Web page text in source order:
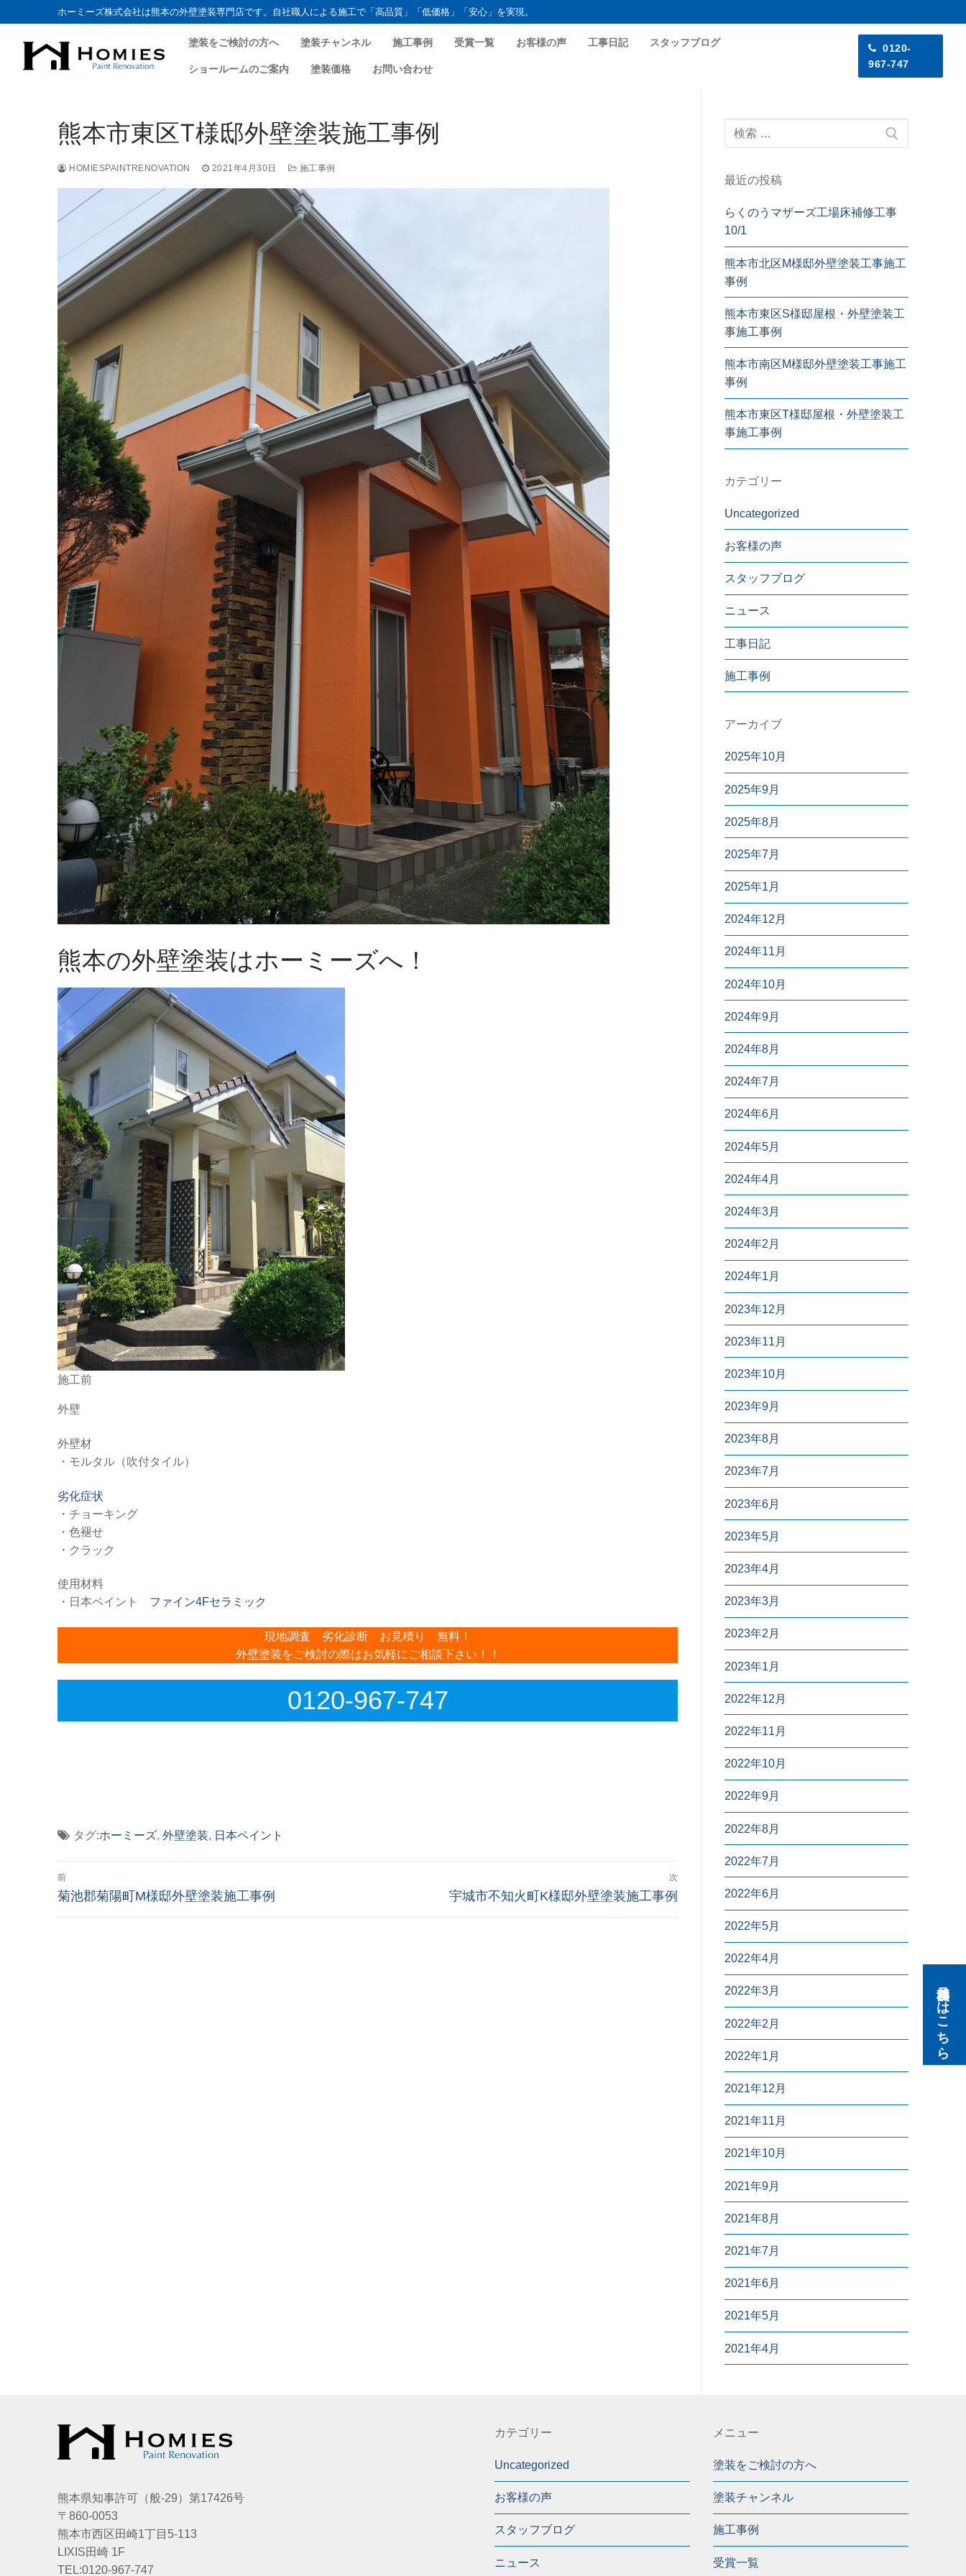
ホーミーズ株式会社は熊本の外壁塗装専門店です。自社職人による施工で「高品質」「低価格」「安心」を実現。
塗装をご検討の方へ 塗装チャンネル 施工事例 受賞一覧 お客様の声 工事日記 スタッフブログ
ショールームのご案内 塗装価格 お問い合わせ
0120-
967-747
熊本市東区T様邸外壁塗装施工事例
HOMIESPAINTRENOVATION 2021年4月30日 施工事例
熊本の外壁塗装はホーミーズへ！
施工前
外壁
外壁材
・モルタル（吹付タイル）
劣化症状
・チョーキング
・色褪せ
・クラック
使用材料
・日本ペイント ファイン4Fセラミック
現地調査 劣化診断 お見積り 無料！
外壁塗装をご検討の際はお気軽にご相談下さい！！
0120-967-747
タグ:ホーミーズ, 外壁塗装, 日本ペイント
投
稿
前
前
菊池郡菊陽町M様邸外壁塗装施工事例
次
次
宇城市不知火町K様邸外壁塗装施工事例
索:
最近の投稿
らくのうマザーズ工場床補修工事
10/1
熊本市北区M様邸外壁塗装工事施工
事例
熊本市東区S様邸屋根・外壁塗装工
事施工事例
熊本市南区M様邸外壁塗装工事施工
事例
熊本市東区T様邸屋根・外壁塗装工
事施工事例
カテゴリー
Uncategorized
お客様の声
スタッフブログ
ニュース
工事日記
施工事例
アーカイブ
2025年10月
2025年9月
2025年8月
2025年7月
2025年1月
2024年12月
2024年11月
2024年10月
2024年9月
2024年8月
2024年7月
2024年6月
2024年5月
2024年4月
2024年3月
2024年2月
2024年1月
2023年12月
2023年11月
2023年10月
2023年9月
2023年8月
2023年7月
2023年6月
2023年5月
2023年4月
2023年3月
2023年2月
2023年1月
2022年12月
2022年11月
2022年10月
2022年9月
2022年8月
2022年7月
2022年6月
2022年5月
2022年4月
2022年3月
2022年2月
2022年1月
2021年12月
2021年11月
2021年10月
2021年9月
2021年8月
2021年7月
2021年6月
2021年5月
2021年4月
熊本県知事許可（般-29）第17426号
〒860-0053
熊本市西区田崎1丁目5-113
LIXIS田崎 1F
TEL:0120-967-747
カテゴリー
Uncategorized
お客様の声
スタッフブログ
ニュース
メニュー
塗装をご検討の方へ
塗装チャンネル
施工事例
受賞一覧
無料見積りはこちら